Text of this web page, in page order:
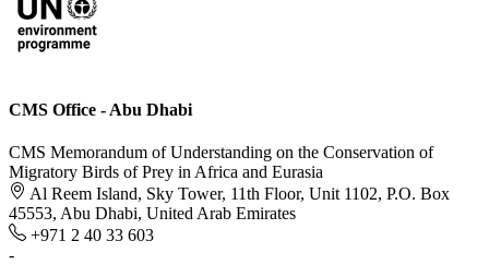
CMS Office - Abu Dhabi
CMS Memorandum of Understanding on the Conservation of
Migratory Birds of Prey in Africa and Eurasia
Al Reem Island, Sky Tower, 11th Floor, Unit 1102, P.O. Box
45553, Abu Dhabi, United Arab Emirates
+971 2 40 33 603
-